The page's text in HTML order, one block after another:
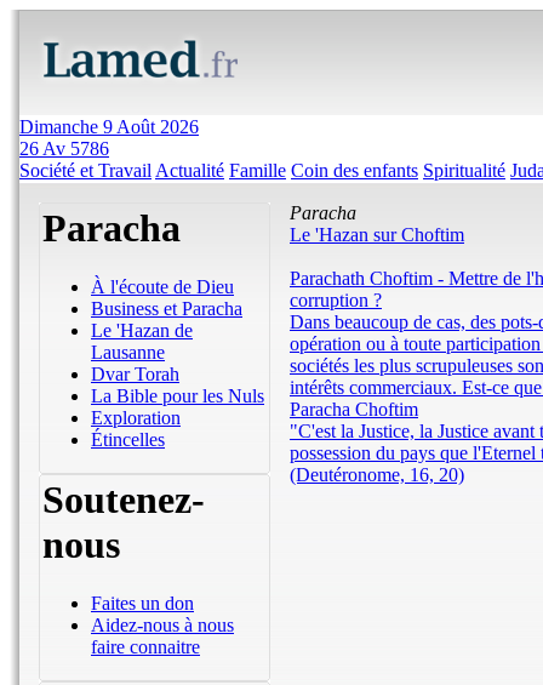
Dimanche 9 Août 2026
26 Av 5786
Société et Travail Actualité Famille Coin des enfants Spiritualité
Paracha
À l'écoute de Dieu
Business et Paracha
Le 'Hazan de
Lausanne
Dvar Torah
La Bible pour les Nuls
Exploration
Étincelles
Soutenez-
nous
Faites un don
Aidez-nous à nous
faire connaitre
Paracha
Le 'Hazan sur Choftim
Parachath Choftim - Mettre de
corruption ?
Dans beaucoup de cas, des
opération ou à toute
sociétés les plus scrupuleuses
intérêts commerciaux. Est-ce
Paracha Choftim
"C'est la Justice, la Justice
possession du pays que
(Deutéronome, 16, 20)